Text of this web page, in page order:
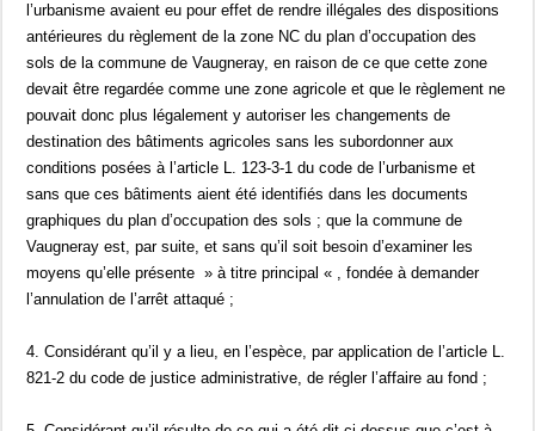
l’urbanisme avaient eu pour effet de rendre illégales des dispositions
antérieures du règlement de la zone NC du plan d’occupation des
sols de la commune de Vaugneray, en raison de ce que cette zone
devait être regardée comme une zone agricole et que le règlement ne
pouvait donc plus légalement y autoriser les changements de
destination des bâtiments agricoles sans les subordonner aux
conditions posées à l’article L. 123-3-1 du code de l’urbanisme et
sans que ces bâtiments aient été identifiés dans les documents
graphiques du plan d’occupation des sols ; que la commune de
Vaugneray est, par suite, et sans qu’il soit besoin d’examiner les
moyens qu’elle présente » à titre principal « , fondée à demander
l’annulation de l’arrêt attaqué ;
4. Considérant qu’il y a lieu, en l’espèce, par application de l’article L.
821-2 du code de justice administrative, de régler l’affaire au fond ;